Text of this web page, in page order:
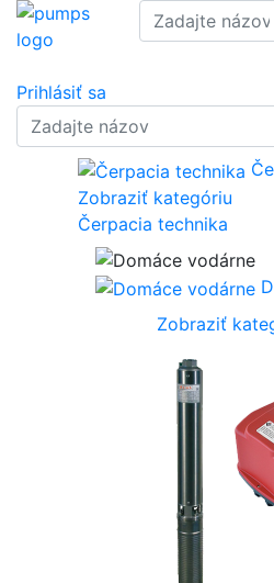
Prihlásiť sa
Zobraziť kategóriu
Čerpacia technika
Zobraziť